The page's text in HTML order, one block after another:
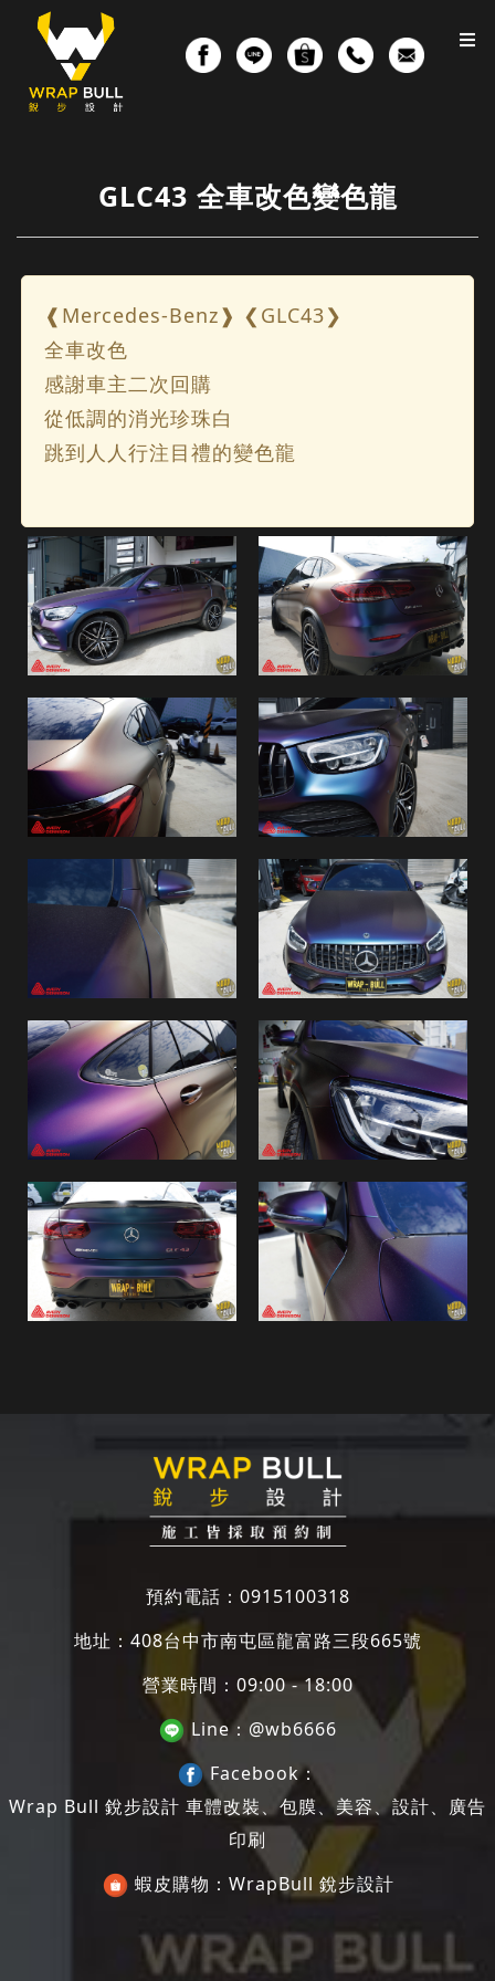
GLC43 全車改色變色龍
❰Mercedes-Benz❱ ❮GLC43❯
全車改色
感謝車主二次回購
從低調的消光珍珠白
跳到人人行注目禮的變色龍
預約電話： 0915100318
地址： 408台中市南屯區龍富路三段665號
營業時間：09:00 - 18:00
Line： @wb6666
Facebook：
Wrap Bull 銳步設計 車體改裝、包膜、美容、設計、廣告
印刷
蝦皮購物： WrapBull 銳步設計